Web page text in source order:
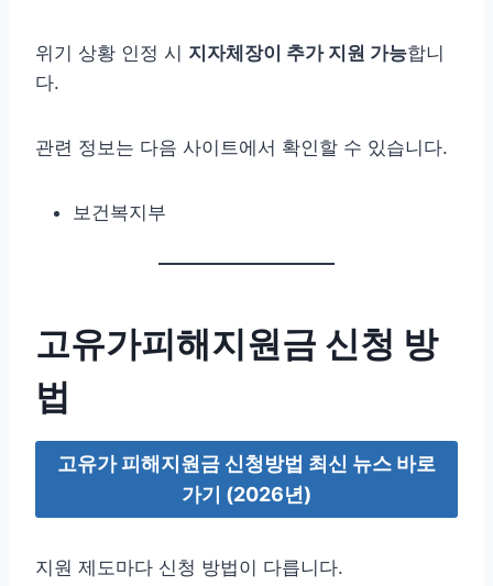
위기 상황 인정 시 지자체장이 추가 지원 가능합니
다.
관련 정보는 다음 사이트에서 확인할 수 있습니다.
보건복지부
고유가피해지원금 신청 방
법
고유가 피해지원금 신청방법 최신 뉴스 바로
가기 (2026년)
지원 제도마다 신청 방법이 다릅니다.